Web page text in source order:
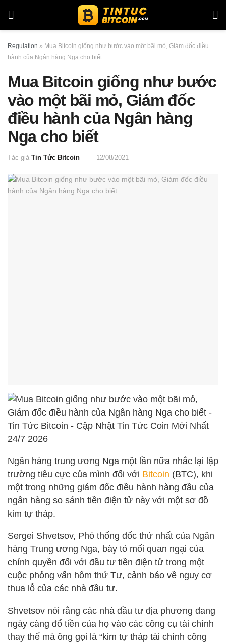
Regulation » Mua Bitcoin giống như bước vào một bãi mỏ, Giám đốc điều
hành của Ngân hàng Nga cho biết
Mua Bitcoin giống như bước
vào một bãi mỏ, Giám đốc
điều hành của Ngân hàng
Nga cho biết
Tác giả Tin Tức Bitcoin 12/08/2021
Ngân hàng trung ương Nga một lần nữa nhắc lại lập
trường tiêu cực của mình đối với Bitcoin (BTC), khi
một trong những giám đốc điều hành hàng đầu của
ngân hàng so sánh tiền điện tử này với một sơ đồ
kim tự tháp.
Sergei Shvetsov, Phó thống đốc thứ nhất của Ngân
hàng Trung ương Nga, bày tỏ mối quan ngại của
chính quyền đối với đầu tư tiền điện tử trong một
cuộc phỏng vấn hôm thứ Tư, cảnh báo về nguy cơ
thua lỗ của các nhà đầu tư.
Shvetsov nói rằng các nhà đầu tư địa phương đang
ngày càng đổ tiền của họ vào các công cụ tài chính
thay thế mà ông gọi là “kim tự tháp tài chính công